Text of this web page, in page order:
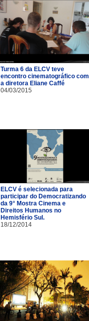
Turma 6 da ELCV teve
encontro cinematográfico com
a diretora Eliane Caffé
04/03/2015
ELCV é selecionada para
participar do Democratizando
da 9° Mostra Cinema e
Direitos Humanos no
Hemisfério Sul.
18/12/2014